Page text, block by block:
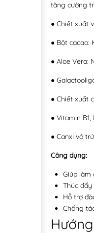
tăng cường
● Chiết xuất
● Bột cacao:
● Aloe Vera:
●
● Chiết xuất
● Vitamin
● Canxi vỏ
Công dụng:
Giúp làm
Thúc
Hỗ trợ
Chống